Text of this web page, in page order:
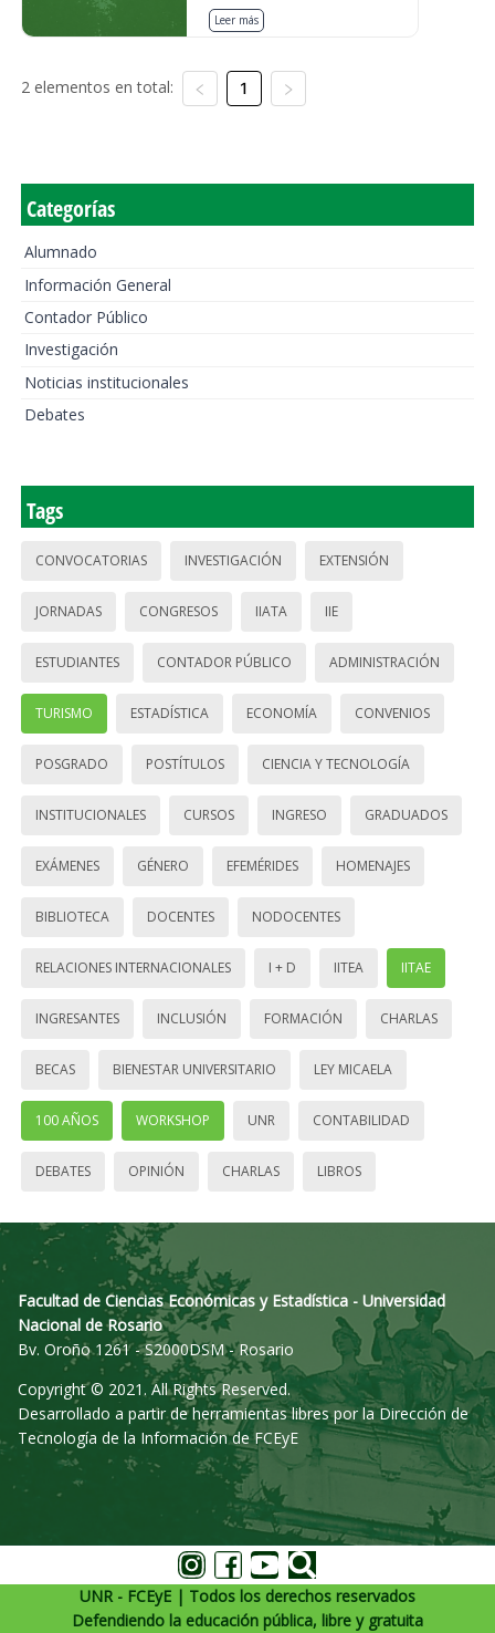
Leer más
2 elementos en total: 1
Categorías
Alumnado
Información General
Contador Público
Investigación
Noticias institucionales
Debates
Tags
CONVOCATORIAS INVESTIGACIÓN EXTENSIÓN
JORNADAS CONGRESOS IIATA IIE
ESTUDIANTES CONTADOR PÚBLICO ADMINISTRACIÓN
TURISMO ESTADÍSTICA ECONOMÍA CONVENIOS
POSGRADO POSTÍTULOS CIENCIA Y TECNOLOGÍA
INSTITUCIONALES CURSOS INGRESO GRADUADOS
EXÁMENES GÉNERO EFEMÉRIDES HOMENAJES
BIBLIOTECA DOCENTES NODOCENTES
RELACIONES INTERNACIONALES I + D IITEA IITAE
INGRESANTES INCLUSIÓN FORMACIÓN CHARLAS
BECAS BIENESTAR UNIVERSITARIO LEY MICAELA
100 AÑOS WORKSHOP UNR CONTABILIDAD
DEBATES OPINIÓN CHARLAS LIBROS
Facultad de Ciencias Económicas y Estadística - Universidad
Nacional de Rosario
Bv. Oroño 1261 - S2000DSM - Rosario
Copyright © 2021. All Rights Reserved.
Desarrollado a partir de herramientas libres por la Dirección de
Tecnología de la Información de FCEyE
UNR - FCEyE | Todos los derechos reservados
Defendiendo la educación pública, libre y gratuita